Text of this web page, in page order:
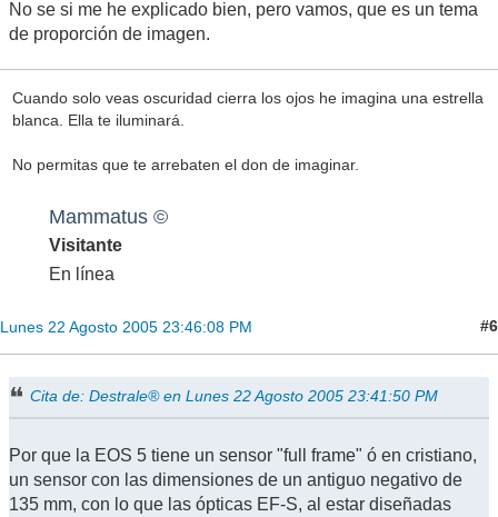
No se si me he explicado bien, pero vamos, que es un tema
de proporción de imagen.
Cuando solo veas oscuridad cierra los ojos he imagina una estrella
blanca. Ella te iluminará.
No permitas que te arrebaten el don de imaginar.
Mammatus ©
Visitante
En línea
Lunes 22 Agosto 2005 23:46:08 PM #6
Cita de: Destrale® en Lunes 22 Agosto 2005 23:41:50 PM
Por que la EOS 5 tiene un sensor "full frame" ó en cristiano,
un sensor con las dimensiones de un antiguo negativo de
135 mm, con lo que las ópticas EF-S, al estar diseñadas